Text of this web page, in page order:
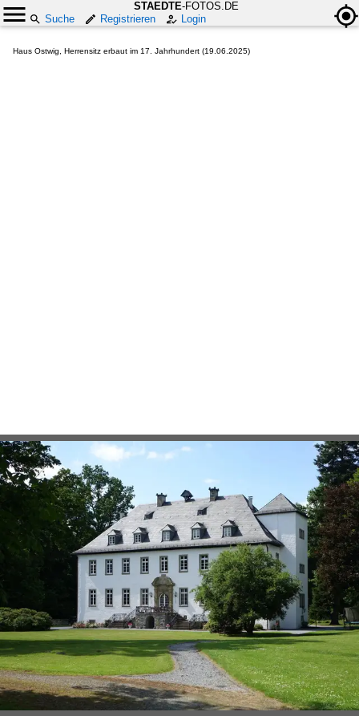
STAEDTE-FOTOS.DE
Suche
Registrieren Login
Haus Ostwig, Herrensitz erbaut im 17. Jahrhundert (19.06.2025)